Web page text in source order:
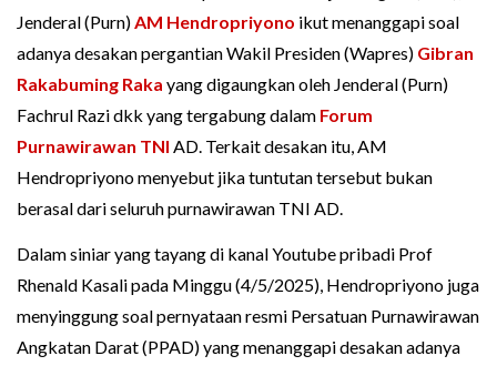
Jenderal (Purn)AM Hendropriyono ikut menanggapi soal
adanya desakan pergantian Wakil Presiden (Wapres) Gibran
Rakabuming Raka yang digaungkan oleh Jenderal (Purn)
Fachrul Razi dkk yang tergabung dalam Forum
Purnawirawan TNI AD. Terkait desakan itu, AM
Hendropriyono menyebut jika tuntutan tersebut bukan
berasal dari seluruh purnawirawan TNI AD.
Dalam siniar yang tayang di kanal Youtube pribadi Prof
Rhenald Kasali pada Minggu (4/5/2025), Hendropriyono juga
menyinggung soal pernyataan resmi Persatuan Purnawirawan
Angkatan Darat (PPAD) yang menanggapi desakan adanya